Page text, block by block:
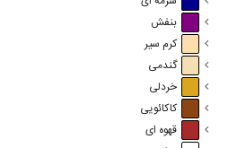
بنفش
کرم سیر
گندمی
خردلی
کاکائویی
قهوه ای